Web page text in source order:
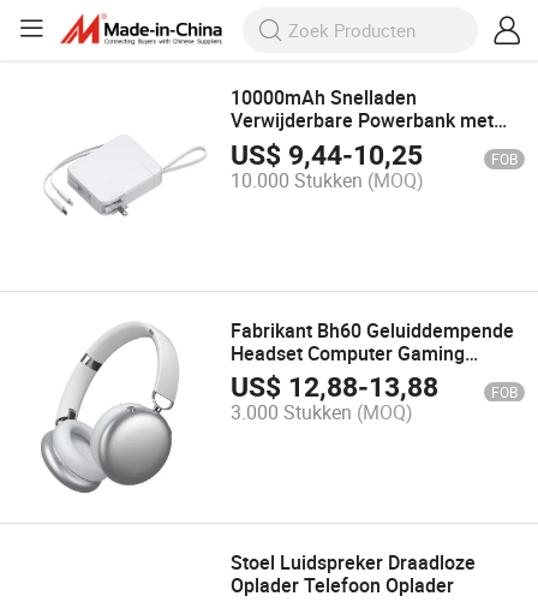
10000mAh Snelladen
Verwijderbare Powerbank met
Stekker en Kabels
US$ 9,44-10,25 FOB
10.000 Stukken (MOQ)
Fabrikant Bh60 Geluiddempende
Headset Computer Gaming
Oordopjes Hoofdtelefoon
Bluetooth Draadloos Type C
Hoofdtelefoon
US$ 12,88-13,88 FOB
3.000 Stukken (MOQ)
Stoel Luidspreker Draadloze
Oplader Telefoon Oplader